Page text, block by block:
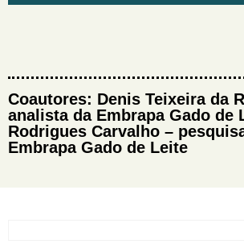
Coautores: Denis Teixeira da
analista da Embrapa Gado de
Rodrigues Carvalho –
Embrapa Gado de Leite